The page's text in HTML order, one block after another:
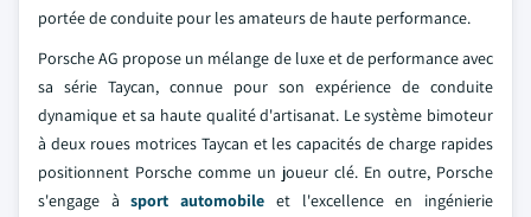
portée de conduite pour les amateurs de haute performance.
Porsche AG propose un mélange de luxe et de performance avec
sa série Taycan, connue pour son expérience de conduite
dynamique et sa haute qualité d'artisanat. Le système bimoteur
à deux roues motrices Taycan et les capacités de charge rapides
positionnent Porsche comme un joueur clé. En outre, Porsche
s'engage àsport automobile et l'excellence en ingénierie